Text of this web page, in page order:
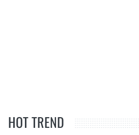
HOT TREND